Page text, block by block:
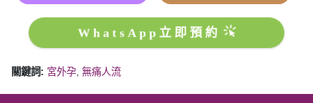
WhatsApp立即預約
關鍵詞: 宮外孕, 無痛人流